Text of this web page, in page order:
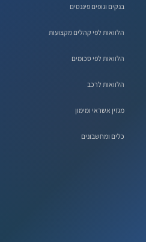
בנקים וגופים פיננסים
הלוואות לפי קהלים מקצועות
הלוואות לפי סכומים
הלוואות לרכב
מגזין אשראי ומימון
כלים ומחשבונים